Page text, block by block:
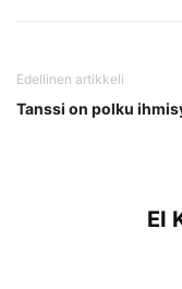
Edellinen artikkeli
Tanssi on polku
EI